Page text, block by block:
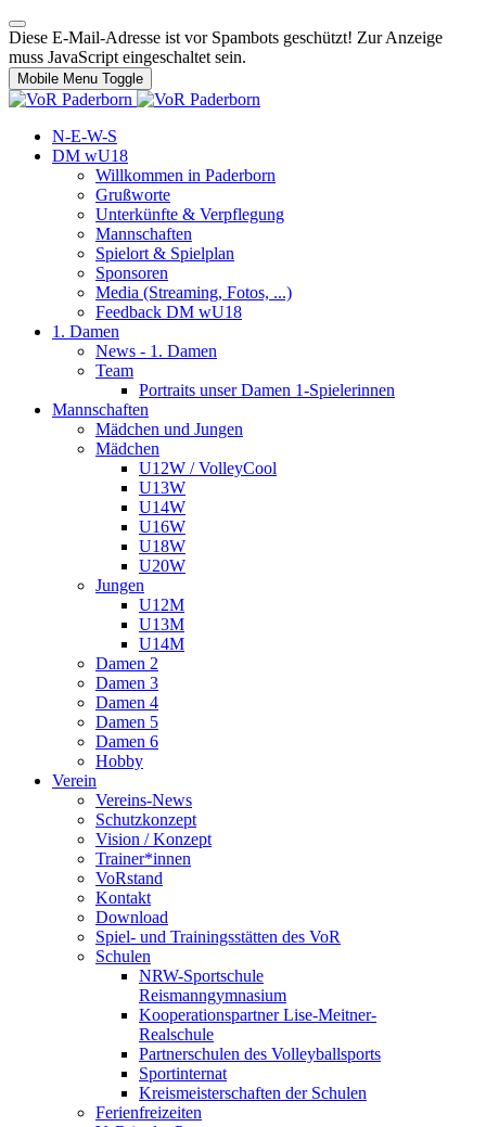
Diese E-Mail-Adresse ist vor Spambots geschützt! Zur Anzeige
muss JavaScript eingeschaltet sein.
Mobile Menu Toggle
N-E-W-S
DM wU18
Willkommen in Paderborn
Grußworte
Unterkünfte & Verpflegung
Mannschaften
Spielort & Spielplan
Sponsoren
Media (Streaming, Fotos, ...)
Feedback DM wU18
1. Damen
News - 1. Damen
Team
Portraits unser Damen 1-Spielerinnen
Mannschaften
Mädchen und Jungen
Mädchen
U12W / VolleyCool
U13W
U14W
U16W
U18W
U20W
Jungen
U12M
U13M
U14M
Damen 2
Damen 3
Damen 4
Damen 5
Damen 6
Hobby
Verein
Vereins-News
Schutzkonzept
Vision / Konzept
Trainer*innen
VoRstand
Kontakt
Download
Spiel- und Trainingsstätten des VoR
Schulen
NRW-Sportschule
Reismanngymnasium
Kooperationspartner Lise-Meitner-
Realschule
Partnerschulen des Volleyballsports
Sportinternat
Kreismeisterschaften der Schulen
Ferienfreizeiten